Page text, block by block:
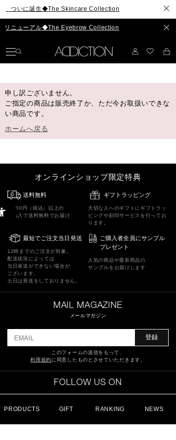
、ついに誕生◆The Skincare Collection
リニューアル◆The Eyebrow Collection
申し訳ございません。
ご指定の商品は販売終了か、ただ今お取扱いできな
い商品です。
ホームへ戻る
PRODUCTS GIFT RANKING NEWS
オンラインショップ限定特典
送料無料
5,500円（税込）以上の
ご購入で送料無料でお届け
ギフトラッピング
大切な人へのギフトにギフトラッ
ピングや刻印サービスを行ってお
ります。
最短でご注文当日発送
12時までのご注文が対象。
配送状況によっては
当日発送ができない場合が
ございます。
土日は発送をしておりません。
ご購入者全員にサンプル
プレゼント
人気の商品や最新商品の
サンプルをお届けします
MAIL MAGAZINE
メールマガジン
登録
このフォームの送信をもって、
利用規約に同意したものとさせていただきます。
FOLLOW US ON
特定商取引法に基づく表記 ショッピングガイド